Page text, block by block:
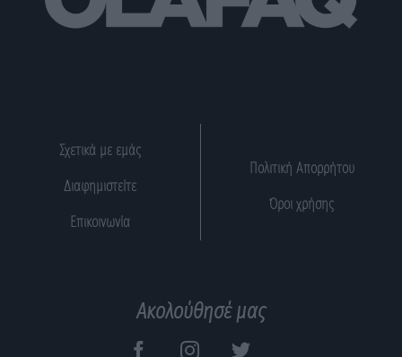
Σχετικά με εμάς
Διαφημιστείτε
Επικοινωνία
Πολιτική Απορρήτου
Όροι χρήσης
Ακολούθησέ μας